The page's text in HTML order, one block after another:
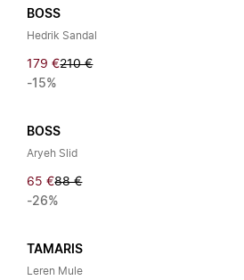
BOSS
Hedrik Sandal
179 €210 €
-15%
BOSS
Aryeh Slid
65 €88 €
-26%
TAMARIS
Leren Mule